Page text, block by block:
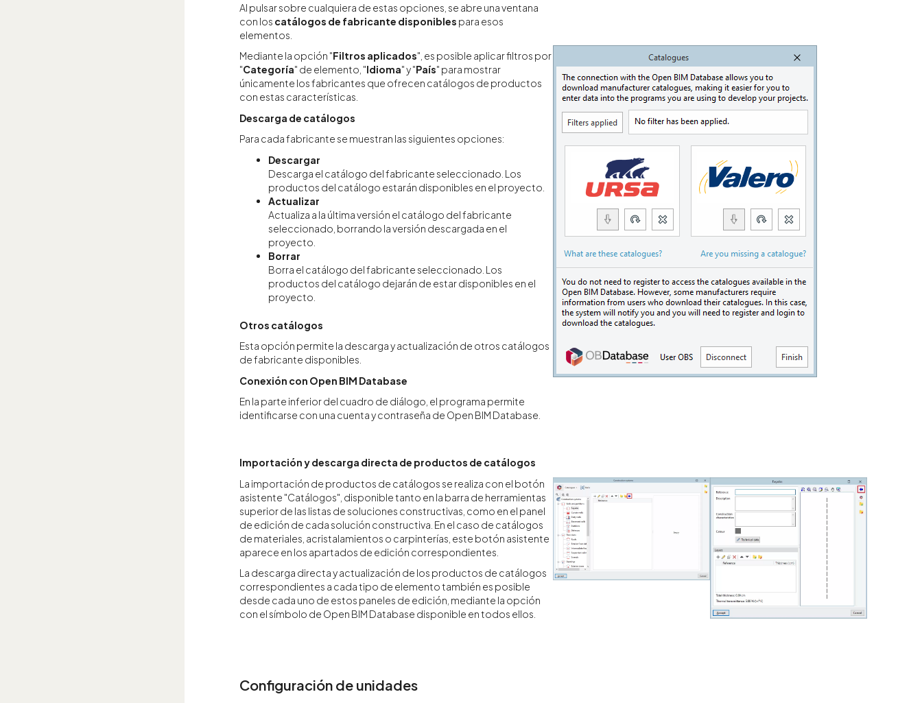
Al pulsar sobre cualquiera de estas opciones, se abre una ventana
con los catálogos de fabricante disponibles para esos
elementos.
Mediante la opción "Filtros aplicados", es posible aplicar filtros por
"Categoría" de elemento, "Idioma" y "País" para mostrar
únicamente los fabricantes que ofrecen catálogos de productos
con estas características.
Descarga de catálogos
Para cada fabricante se muestran las siguientes opciones:
Descargar
Descarga el catálogo del fabricante seleccionado. Los
productos del catálogo estarán disponibles en el proyecto.
Actualizar
Actualiza a la última versión el catálogo del fabricante
seleccionado, borrando la versión descargada en el
proyecto.
Borrar
Borra el catálogo del fabricante seleccionado. Los
productos del catálogo dejarán de estar disponibles en el
proyecto.
Otros catálogos
Esta opción permite la descarga y actualización de otros catálogos
de fabricante disponibles.
Conexión con Open BIM Database
En la parte inferior del cuadro de diálogo, el programa permite
identificarse con una cuenta y contraseña de Open BIM Database.
Importación y descarga directa de productos de catálogos
La importación de productos de catálogos se realiza con el botón
asistente "Catálogos", disponible tanto en la barra de herramientas
superior de las listas de soluciones constructivas, como en el panel
de edición de cada solución constructiva. En el caso de catálogos
de materiales, acristalamientos o carpinterías, este botón asistente
aparece en los apartados de edición correspondientes.
La descarga directa y actualización de los productos de catálogos
correspondientes a cada tipo de elemento también es posible
desde cada uno de estos paneles de edición, mediante la opción
con el símbolo de Open BIM Database disponible en todos ellos.
Configuración de unidades